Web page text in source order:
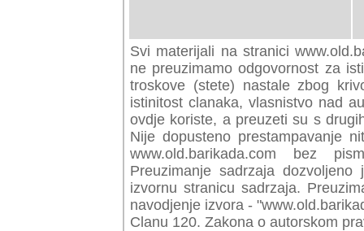
Svi materijali na stranici
preuzimamo odgovornost za
troskove (stete) nastale zbog
istinitost clanaka, vlasnistvo nad
ovdje koriste, a preuzeti su s
Nije dopusteno prestampavanje
www.old.barikada.com bez
Preuzimanje sadrzaja
izvornu stranicu sadrzaja.
navodjenje izvora -
Clanu 120. Zakona o autorskom